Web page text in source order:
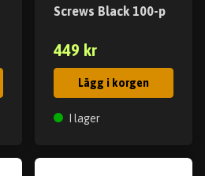
Screws Black 100-p
449 kr
Lägg i korgen
I lager